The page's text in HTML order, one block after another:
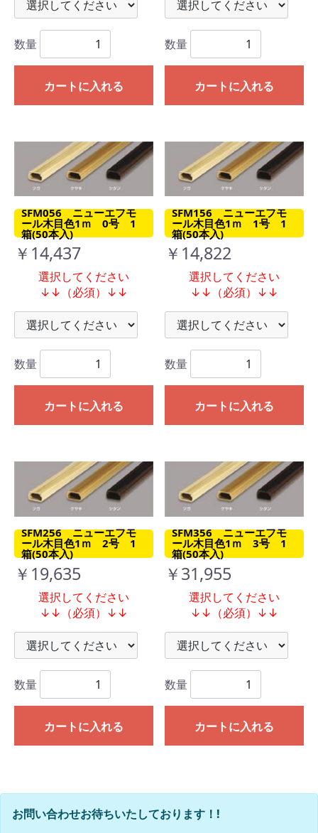
数量
カートに入れる
数量
カートに入れる
SFM056 ニューエフモ
ール木目色1ｍ 0号 1
箱(50本入)
￥14,437
選択してください
↓↓（必須）↓↓
数量
カートに入れる
SFM156 ニューエフモ
ール木目色1ｍ 1号 1
箱(50本入)
￥14,822
選択してください
↓↓（必須）↓↓
数量
カートに入れる
SFM256 ニューエフモ
ール木目色1ｍ 2号 1
箱(50本入)
￥19,635
選択してください
↓↓（必須）↓↓
数量
カートに入れる
SFM356 ニューエフモ
ール木目色1ｍ 3号 1
箱(50本入)
￥31,955
選択してください
↓↓（必須）↓↓
数量
カートに入れる
お問い合わせお待ちいたしております！!